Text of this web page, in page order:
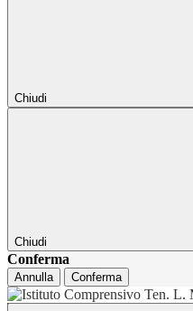
Chiudi
Chiudi
Conferma
Annulla Conferma